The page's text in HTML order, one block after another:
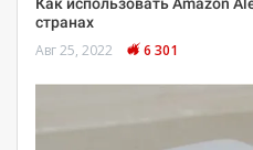
странах
Авг 25, 2022 6 301